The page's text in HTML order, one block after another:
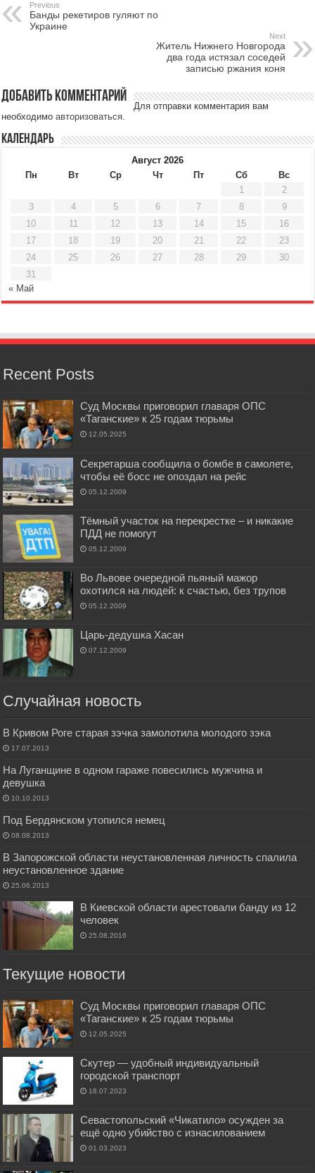
Previous
Банды рекетиров гуляют по
Украине
Next
Житель Нижнего Новгорода
два года истязал соседей
записью ржания коня
Добавить комментарий
Для отправки комментария вам
необходимоавторизоваться.
Календарь
Август 2026
Пн
Вт Ср Чт Пт Сб
Вс
1
2
3
4 5 6 7 8
9
10
11 12 13 14 15
16
17
18 19 20 21 22
23
24
25 26 27 28 29
30
31
« Май
Recent Posts
Суд Москвы приговорил главаря ОПС
«Таганские» к 25 годам тюрьмы
12.05.2025
Секретарша сообщила о бомбе в самолете,
чтобы её босс не опоздал на рейс
05.12.2009
Тёмный участок на перекрестке – и никакие
ПДД не помогут
05.12.2009
Во Львове очередной пьяный мажор
охотился на людей: к счастью, без трупов
05.12.2009
Царь-дедушка Хасан
07.12.2009
Случайная новость
В Кривом Роге старая зэчка замолотила молодого зэка
17.07.2013
На Луганщине в одном гараже повесились мужчина и
девушка
10.10.2013
Под Бердянском утопился немец
08.08.2013
В Запорожской области неустановленная личность спалила
неустановленное здание
25.06.2013
В Киевской области арестовали банду из 12
человек
25.08.2016
Текущие новости
Суд Москвы приговорил главаря ОПС
«Таганские» к 25 годам тюрьмы
12.05.2025
Скутер — удобный индивидуальный
городской транспорт
18.07.2023
Севастопольский «Чикатило» осужден за
ещё одно убийство с изнасилованием
01.03.2023